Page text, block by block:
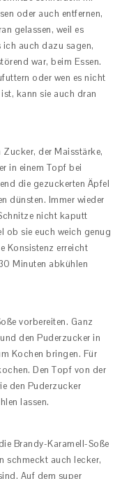
oder auch entfernen,
gelassen, weil es
auch dazu sagen,
war, beim Essen.
oder wen es nicht
kann sie auch dran
der Maisstärke,
in einem Topf bei
die gezuckerten Äpfel
dünsten. Immer wieder
nicht kaputt
ob sie euch weich genug
Konsistenz erreicht
Minuten abkühlen
vorbereiten. Ganz
den Puderzucker in
Kochen bringen. Für
Den Topf von der
den Puderzucker
lassen.
Brandy-Karamell-Soße
schmeckt auch lecker,
Auf dem super